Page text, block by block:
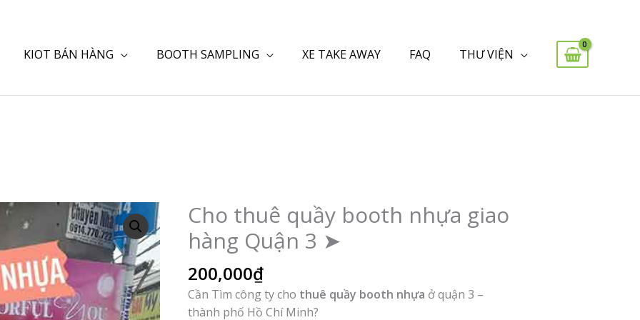
KIOT BÁN HÀNG BOOTH SAMPLING XE TAKE AWAY FAQ THƯ VIỆN
Cho thuê quầy booth nhựa giao
hàng Quận 3 ➤
200,000₫
Cần Tìm công ty cho thuê quầy booth nhựa ở quận 3 –
thành phố Hồ Chí Minh?